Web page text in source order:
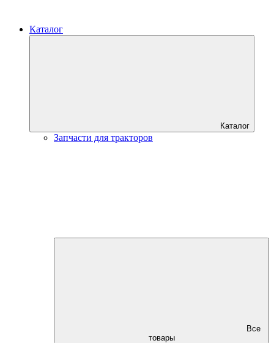
Каталог
Каталог
Запчасти для тракторов
Все
товары